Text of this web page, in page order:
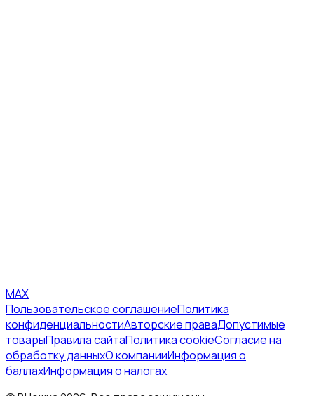
MAX
Пользовательское соглашениеПолитика
конфиденциальностиАвторские праваДопустимые
товарыПравила сайтаПолитика cookieСогласие на
обработку данныхО компанииИнформация о
баллахИнформация о налогах